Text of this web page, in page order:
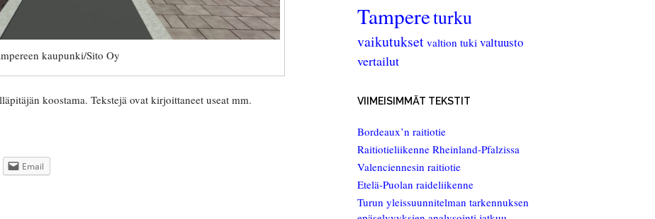
kaupunki/Sito Oy
koostama. Tekstejä ovat kirjoittaneet useat mm.
Email
Tampereturku
vaikutukset valtion tuki valtuusto
vertailut
VIIMEISIMMÄT TEKSTIT
Bordeaux’n raitiotie
Raitiotieliikenne Rheinland-Pfalzissa
Valenciennesin raitiotie
Etelä-Puolan raideliikenne
Turun yleissuunnitelman tarkennuksen